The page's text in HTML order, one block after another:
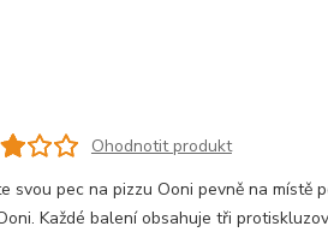
Ohodnotit produkt
svou pec na pizzu Ooni pevně na místě
Každé balení obsahuje tři